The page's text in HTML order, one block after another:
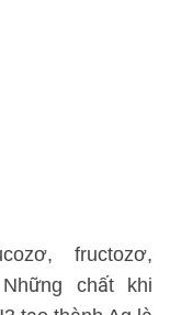
fructozơ,
chất khi